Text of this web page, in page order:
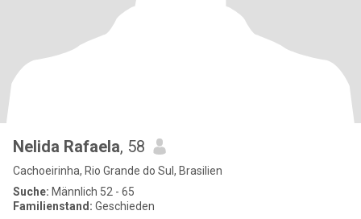
Nelida Rafaela, 58
Cachoeirinha, Rio Grande do Sul, Brasilien
Suche: Männlich 52 - 65
Familienstand: Geschieden